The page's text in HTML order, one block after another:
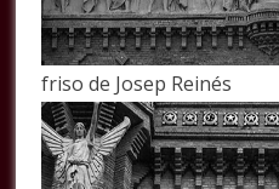
friso de Josep Reinés